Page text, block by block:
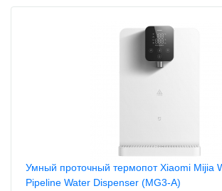
Умный проточный термопот Xiaomi Mijia
Pipeline Water Dispenser (MG3-A)